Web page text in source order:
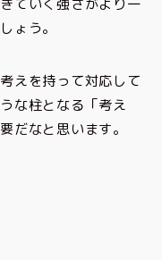
ていく強さがより一
ょう。
えを持って対応して
な柱となる「考え
だなと思います。